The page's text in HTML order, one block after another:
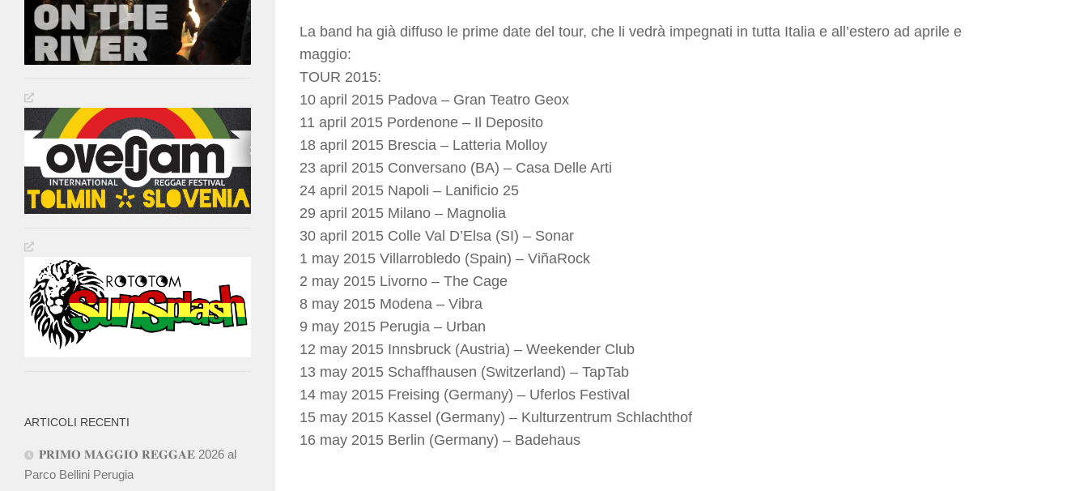
La band ha già diffuso le prime date del tour, che li vedrà impegnati in tutta Italia e all’estero ad aprile e
maggio:
TOUR 2015:
10 april 2015 Padova – Gran Teatro Geox
11 april 2015 Pordenone – Il Deposito
18 april 2015 Brescia – Latteria Molloy
23 april 2015 Conversano (BA) – Casa Delle Arti
24 april 2015 Napoli – Lanificio 25
29 april 2015 Milano – Magnolia
30 april 2015 Colle Val D’Elsa (SI) – Sonar
1 may 2015 Villarrobledo (Spain) – ViñaRock
2 may 2015 Livorno – The Cage
8 may 2015 Modena – Vibra
9 may 2015 Perugia – Urban
12 may 2015 Innsbruck (Austria) – Weekender Club
13 may 2015 Schaffhausen (Switzerland) – TapTab
14 may 2015 Freising (Germany) – Uferlos Festival
15 may 2015 Kassel (Germany) – Kulturzentrum Schlachthof
16 may 2015 Berlin (Germany) – Badehaus
ARTICOLI RECENTI
𝐏𝐑𝐈𝐌𝐎 𝐌𝐀𝐆𝐆𝐈𝐎 𝐑𝐄𝐆𝐆𝐀𝐄 2026 al
Parco Bellini Perugia